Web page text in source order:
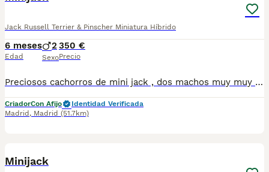
Jack Russell Terrier & Pinscher Miniatura Híbrido
6 meses
Edad
2
Sexo
350 €
Precio
Preciosos cachorros de mini jack , dos machos muy muy toy . Mandamos a toda España por transporte propio . Puedes pagar contra rembolso cuando llegue el cachorrete a tu casa .
CriadorCon Afijo
Identidad Verificada
Madrid , Madrid (51.7km)
Minijack